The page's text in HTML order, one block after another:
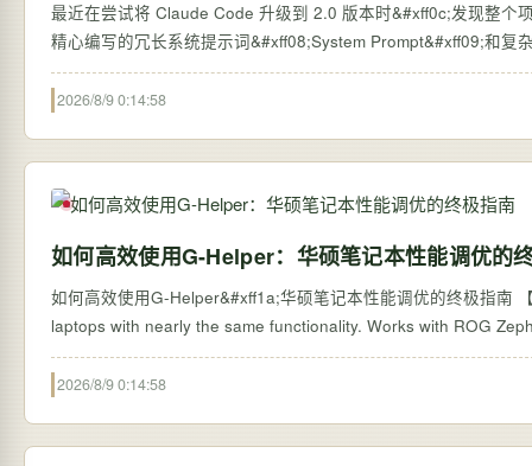
最近在尝试将 Claude Code 升级到 2.0 版本时&#xff0c;发现整个
精心编写的冗长系统提示词&#xff08;System Prompt&#xff09;和
2026/8/9 0:14:58
如何高效使用G-Helper：华硕笔记本性能调优的
如何高效使用G-Helper&#xff1a;华硕笔记本性能调优的终极指南
laptops with nearly the same functionality. Works with ROG
2026/8/9 0:14:58